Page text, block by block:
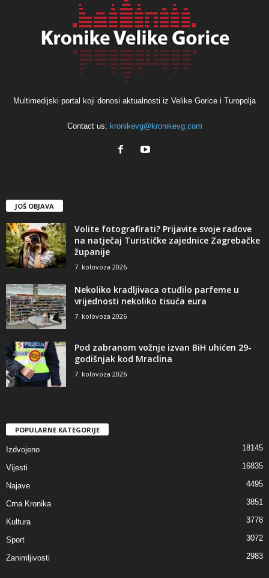
Multimedijski portal koji donosi aktualnosti iz Velike Gorice i Turopolja
Contact us: kronikevg@kronikevg.com
JOŠ OBJAVA
Volite fotografirati? Prijavite svoje radove
na natječaj Turističke zajednice Zagrebačke
županije
7. kolovoza 2026
Nekoliko kradljivaca otuđilo parfeme u
vrijednosti nekoliko tisuća eura
7. kolovoza 2026
Pod zabranom vožnje izvan BiH uhićen 29-
godišnjak kod Mraclina
7. kolovoza 2026
POPULARNE KATEGORIJE
Izdvojeno 18145
Vijesti 16835
Najave 4495
Crna Kronika 3851
Kultura 3778
Sport 3072
Zanimljivosti 2983